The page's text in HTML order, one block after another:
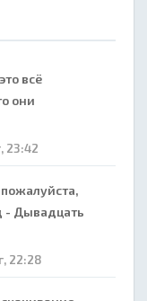
всё
они
23:42
- Дывадцать
22:28